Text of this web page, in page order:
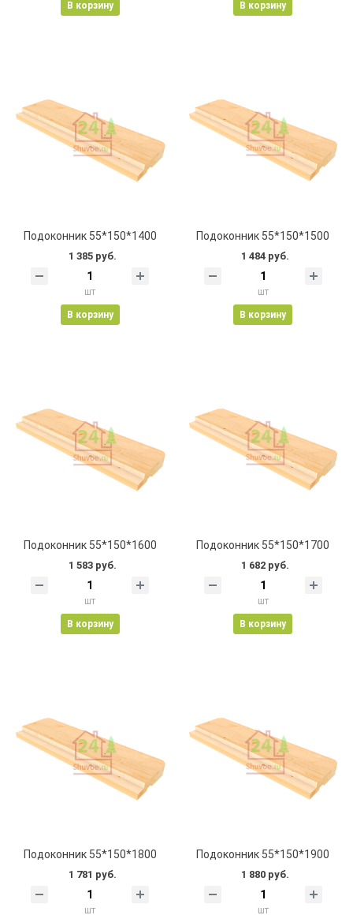
В корзину В корзину
Подоконник 55*150*1400
1 385 руб.
шт
В корзину
Подоконник 55*150*1500
1 484 руб.
шт
В корзину
Подоконник 55*150*1600
1 583 руб.
шт
В корзину
Подоконник 55*150*1700
1 682 руб.
шт
В корзину
Подоконник 55*150*1800
1 781 руб.
шт
Подоконник 55*150*1900
1 880 руб.
шт